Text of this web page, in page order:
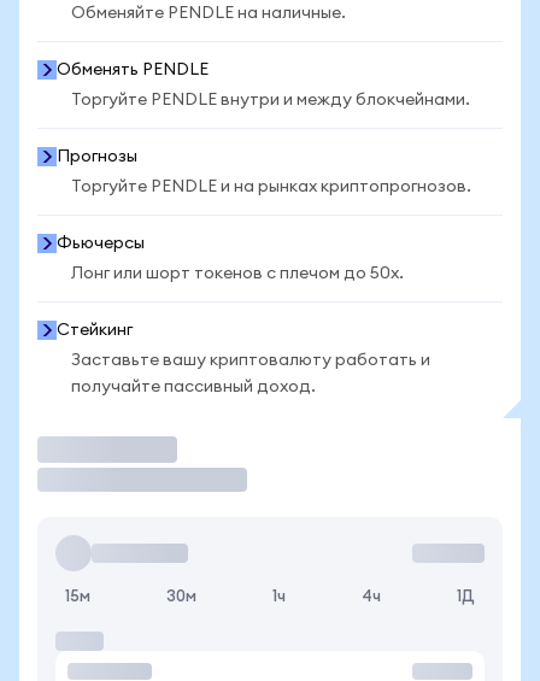
Обменяйте PENDLE на наличные.
Обменять PENDLE
Торгуйте PENDLE внутри и между блокчейнами.
Прогнозы
Торгуйте PENDLE и на рынках криптопрогнозов.
Фьючерсы
Лонг или шорт токенов с плечом до 50x.
Стейкинг
Заставьте вашу криптовалюту работать и
получайте пассивный доход.
15м 30м 1ч 4ч 1Д